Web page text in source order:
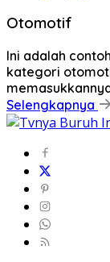
Otomotif
Ini adalah
kategori
Selengkapnya